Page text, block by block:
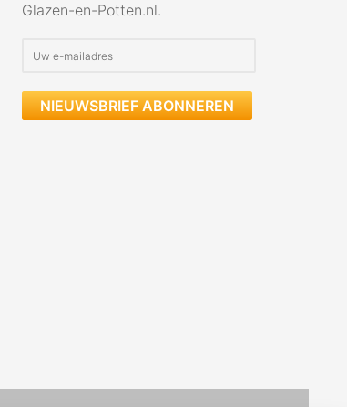
Glazen-en-Potten.nl.
NIEUWSBRIEF ABONNEREN